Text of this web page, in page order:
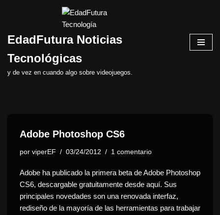
al
EdadFutura Noticias
Tecnológicas
y de vez en cuando algo sobre videojuegos.
Adobe Photoshop CS6
por viperEF 03/24/2012 1 comentario
Adobe ha publicado la primera beta de Adobe Photoshop
CS6, descargable gratuitamente desde aquí. Sus
principales novedades son una renovada interfaz,
rediseño de la mayoría de las herramientas para trabajar